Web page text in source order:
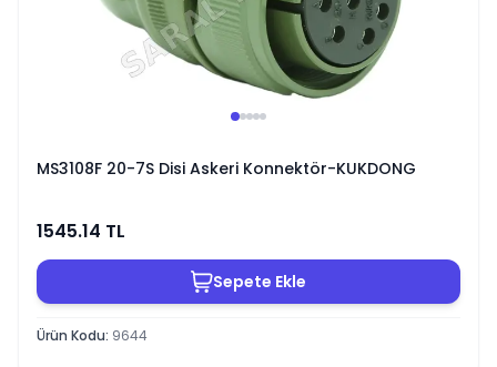
MS3108F 20-7S Disi Askeri Konnektör-KUKDONG
1545.14 TL
Sepete Ekle
Ürün Kodu: 9644